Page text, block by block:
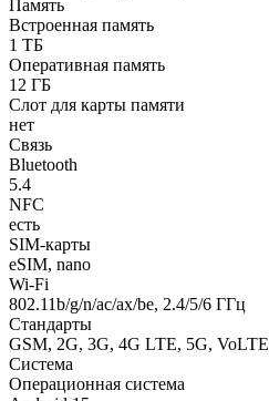
Память
Встроенная память
1 ТБ
Оперативная память
12 ГБ
Слот для карты памяти
нет
Связь
Bluetooth
5.4
NFC
есть
SIM-карты
eSIM, nano
Wi-Fi
802.11b/g/n/ac/ax/be, 2.4/5/6 ГГц
Стандарты
GSM, 2G, 3G, 4G LTE, 5G, VoLTE
Система
Операционная система